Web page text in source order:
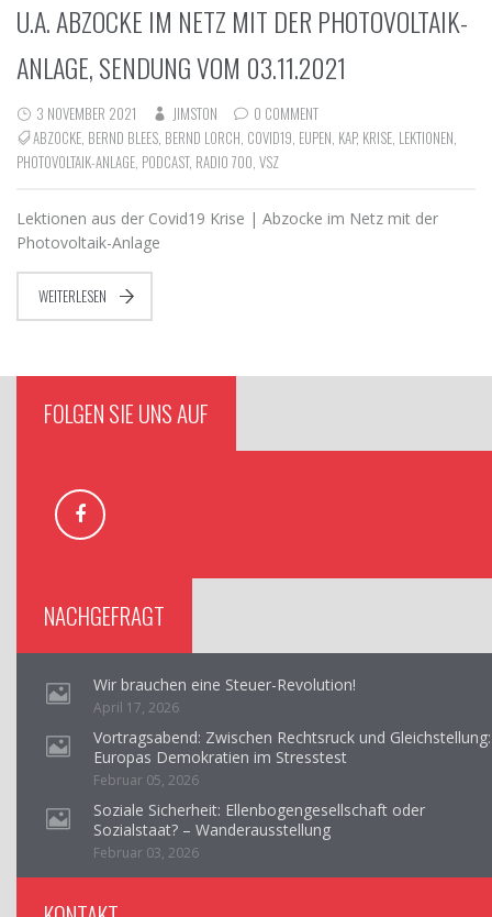
U.A. ABZOCKE IM NETZ MIT DER PHOTOVOLTAIK-
ANLAGE, SENDUNG VOM 03.11.2021
3 NOVEMBER 2021 JIMSTON
0 COMMENT
ABZOCKE, BERND BLEES, BERND LORCH, COVID19, EUPEN, KAP, KRISE, LEKTIONEN,
PHOTOVOLTAIK-ANLAGE, PODCAST, RADIO 700, VSZ
Lektionen aus der Covid19 Krise | Abzocke im Netz mit der
Photovoltaik-Anlage
WEITERLESEN
FOLGEN SIE UNS AUF
NACHGEFRAGT
Wir brauchen eine Steuer-Revolution!
April 17, 2026
Vortragsabend: Zwischen Rechtsruck und Gleichstellung:
Europas Demokratien im Stresstest
Februar 05, 2026
Soziale Sicherheit: Ellenbogengesellschaft oder
Sozialstaat? – Wanderausstellung
Februar 03, 2026